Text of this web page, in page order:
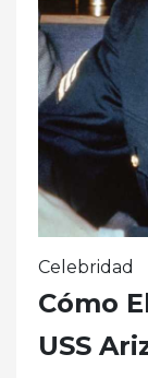
Celebridad
Cómo
USS